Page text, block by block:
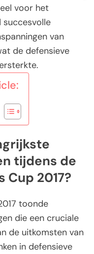
voor het
succesvolle
van
de defensieve
tijdens de
Cup 2017?
toonde
die een cruciale
de uitkomsten van
in defensieve